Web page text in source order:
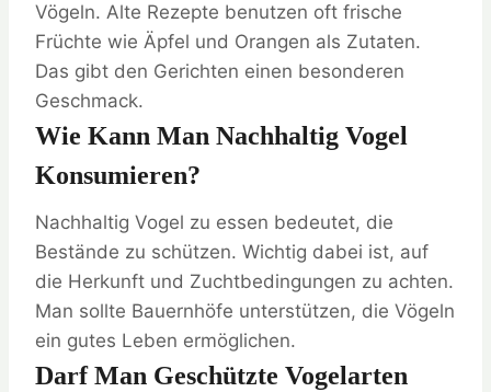
Vögeln. Alte Rezepte benutzen oft frische
Früchte wie Äpfel und Orangen als Zutaten.
Das gibt den Gerichten einen besonderen
Geschmack.
Wie Kann Man Nachhaltig Vogel
Konsumieren?
Nachhaltig Vogel zu essen bedeutet, die
Bestände zu schützen. Wichtig dabei ist, auf
die Herkunft und Zuchtbedingungen zu achten.
Man sollte Bauernhöfe unterstützen, die Vögeln
ein gutes Leben ermöglichen.
Darf Man Geschützte Vogelarten